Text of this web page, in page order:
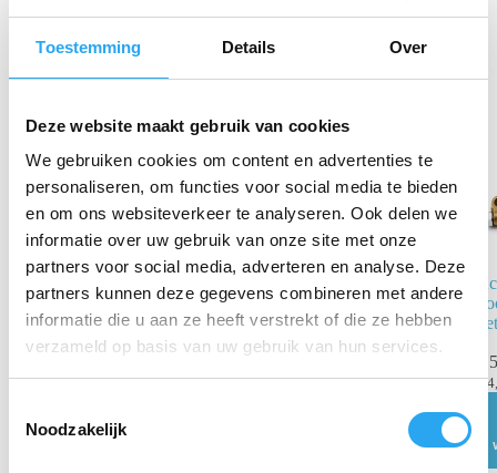
Toestemming Details Over
Deze website maakt gebruik van cookies
We gebruiken cookies om content en advertenties te
personaliseren, om functies voor social media te bieden
en om ons websiteverkeer te analyseren. Ook delen we
informatie over uw gebruik van onze site met onze
partners voor social media, adverteren en analyse. Deze
partners kunnen deze gegevens combineren met andere
informatie die u aan ze heeft verstrekt of die ze hebben
verzameld op basis van uw gebruik van hun services.
Noodzakelijk
Wasbril
€34,49
€24,14
incl. BTW
Set
€